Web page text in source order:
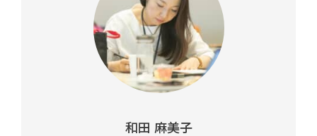
和田 麻美子